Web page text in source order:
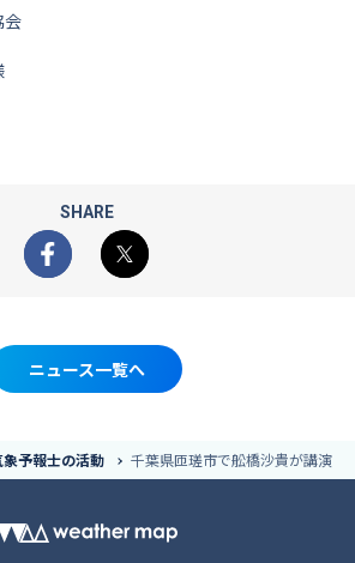
SHARE
Facebook
X
ニュース一覧へ
象予報士の活動 千葉県匝瑳市で舩橋沙貴が講演